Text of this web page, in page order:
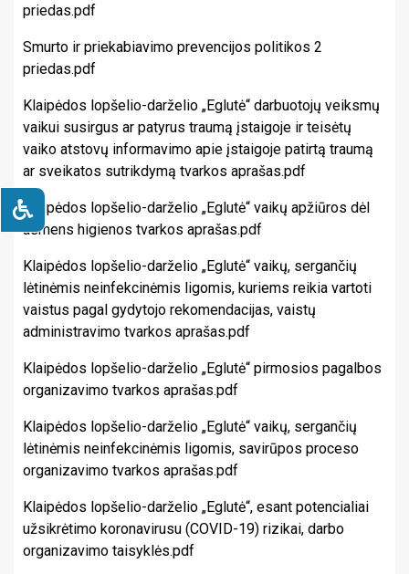
priedas.pdf
Smurto ir priekabiavimo prevencijos politikos 2
priedas.pdf
Klaipėdos lopšelio-darželio „Eglutė“ darbuotojų veiksmų
vaikui susirgus ar patyrus traumą įstaigoje ir teisėtų
vaiko atstovų informavimo apie įstaigoje patirtą traumą
ar sveikatos sutrikdymą tvarkos aprašas.pdf
Klaipėdos lopšelio-darželio „Eglutė“ vaikų apžiūros dėl
asmens higienos tvarkos aprašas.pdf
Klaipėdos lopšelio-darželio „Eglutė“ vaikų, sergančių
lėtinėmis neinfekcinėmis ligomis, kuriems reikia vartoti
vaistus pagal gydytojo rekomendacijas, vaistų
administravimo tvarkos aprašas.pdf
Klaipėdos lopšelio-darželio „Eglutė“ pirmosios pagalbos
organizavimo tvarkos aprašas.pdf
Klaipėdos lopšelio-darželio „Eglutė“ vaikų, sergančių
lėtinėmis neinfekcinėmis ligomis, savirūpos proceso
organizavimo tvarkos aprašas.pdf
Klaipėdos lopšelio-darželio „Eglutė“, esant potencialiai
užsikrėtimo koronavirusu (COVID-19) rizikai, darbo
organizavimo taisyklės.pdf